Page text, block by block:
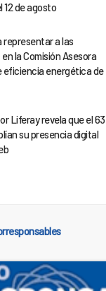
12 de agosto
representar a las
la Comisión Asesora
energética de
Liferay revela que el 63
su presencia digital